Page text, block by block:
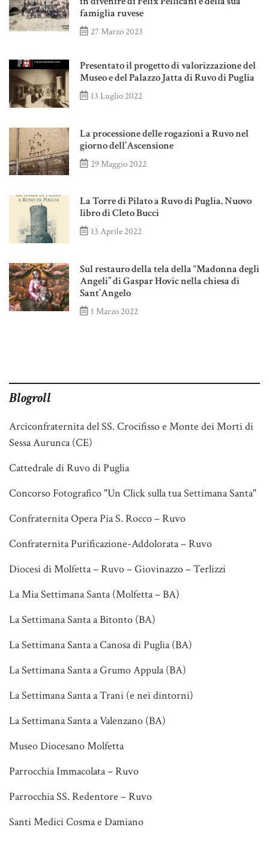
famiglia ruvese
27 Marzo 2023
Presentato il progetto di valorizzazione del
Museo e del Palazzo Jatta di Ruvo di Puglia
13 Luglio 2022
La processione delle rogazioni a Ruvo nel
giorno dell’Ascensione
29 Maggio 2022
La Torre di Pilato a Ruvo di Puglia. Nuovo
libro di Cleto Bucci
13 Aprile 2022
Sul restauro della tela della “Madonna degli
Angeli” di Gaspar Hovic nella chiesa di
Sant’Angelo
1 Marzo 2022
Blogroll
Arciconfraternita del SS. Crocifisso e Monte dei Morti di
Sessa Aurunca (CE)
Cattedrale di Ruvo di Puglia
Concorso Fotografico "Un Click sulla tua Settimana Santa"
Confraternita Opera Pia S. Rocco – Ruvo
Confraternita Purificazione-Addolorata – Ruvo
Diocesi di Molfetta – Ruvo – Giovinazzo – Terlizzi
La Mia Settimana Santa (Molfetta – BA)
La Settimana Santa a Bitonto (BA)
La Settimana Santa a Canosa di Puglia (BA)
La Settimana Santa a Grumo Appula (BA)
La Settimana Santa a Trani (e nei dintorni)
La Settimana Santa a Valenzano (BA)
Museo Diocesano Molfetta
Parrocchia Immacolata – Ruvo
Parrocchia SS. Redentore – Ruvo
Santi Medici Cosma e Damiano